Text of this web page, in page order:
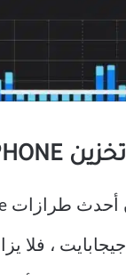
بسعة تخزين 128 جيجابايت